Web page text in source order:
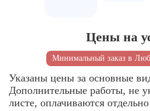
биологическими
следами
Подбор
технологии
под
конкретный
Цены на
Минимальный заказ в
Указаны цены за основные
Дополнительные работы, не
листе, оплачиваются